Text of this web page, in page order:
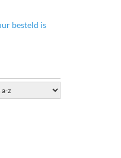
besteld is